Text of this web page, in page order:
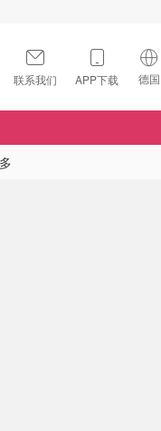
联系我们 APP下载 德国
🇺🇸